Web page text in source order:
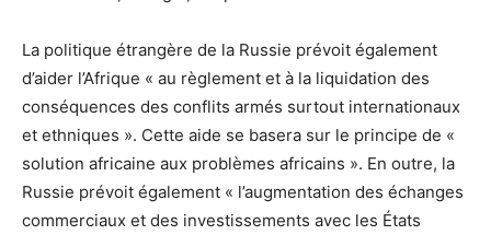
La politique étrangère de la Russie prévoit également
d’aider l’Afrique « au règlement et à la liquidation des
conséquences des conflits armés surtout internationaux
et ethniques ». Cette aide se basera sur le principe de «
solution africaine aux problèmes africains ». En outre, la
Russie prévoit également « l’augmentation des échanges
commerciaux et des investissements avec les États